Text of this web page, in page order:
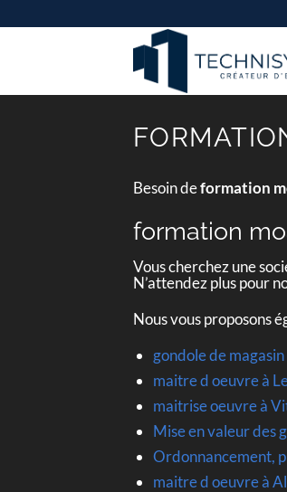
au
Besoin deformation
formation
Vous cherchez une
N’attendez plus pour
Nous vous proposons
gondole de
maitre d oeuvre à
maitrise oeuvre à
Mise en valeur des
Ordonnancement,
maitre d oeuvre à